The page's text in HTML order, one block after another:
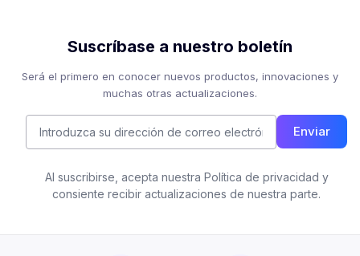
Suscríbase a nuestro boletín
Será el primero en conocer nuevos productos, innovaciones y
muchas otras actualizaciones.
Enviar
Al suscribirse, acepta nuestra Política de privacidad y
consiente recibir actualizaciones de nuestra parte.